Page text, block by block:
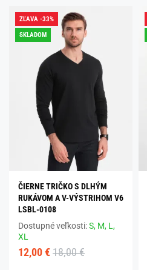
ZĽAVA -33%
SKLADOM
ČIERNE TRIČKO S DLHÝM
RUKÁVOM A V-VÝSTRIHOM V6
LSBL-0108
Dostupné veľkosti:S, M, L,
XL
12,00 € 18,00 €